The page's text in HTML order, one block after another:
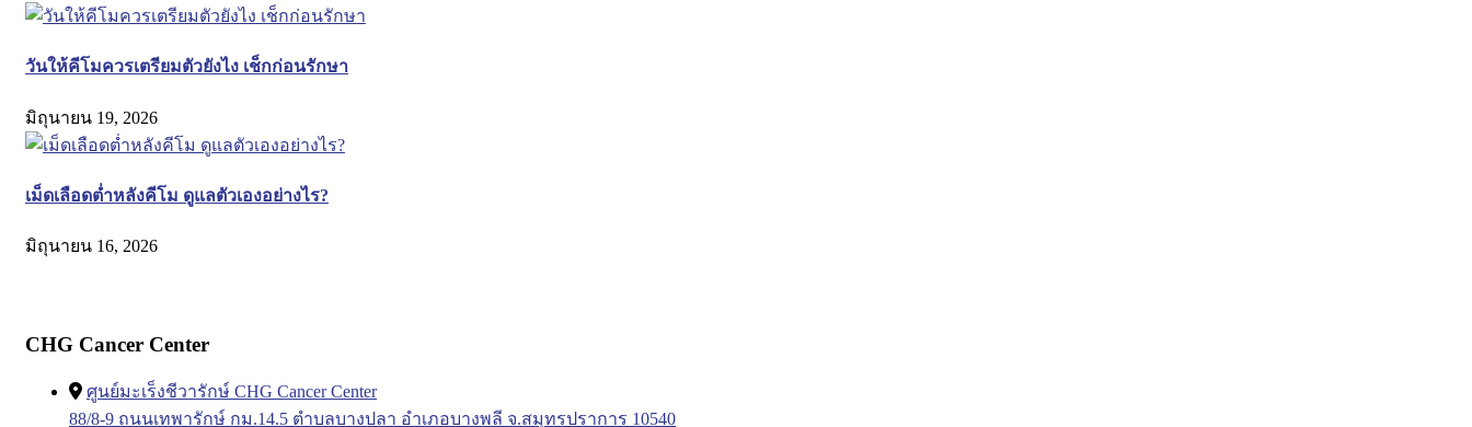
วันให้คีโมควรเตรียมตัวยังไง เช็กก่อนรักษา
มิถุนายน 19, 2026
เม็ดเลือดต่ำหลังคีโม ดูแลตัวเองอย่างไร?
มิถุนายน 16, 2026
CHG Cancer Center
ศูนย์มะเร็งชีวารักษ์ CHG Cancer Center
88/8-9 ถนนเทพารักษ์ กม.14.5 ตำบลบางปลา อำเภอบางพลี จ.สมุทรปราการ 10540